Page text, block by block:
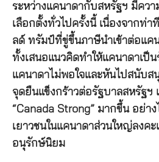
ระหว่างแคนาดากับสหรัฐฯ มีคว
เลือกตั้งทั่วไปครั้งนี้ เนื่องจากท่
ลด์ ทรัมป์ที่ขู่ขึ้นภาษีนำเข้าต่อแค
ทั้งเสนอแนวคิดทำให้แคนาดาเป็
แคนาดาไม่พอใจและหันไปสนับ
จุดยืนแข็งกร้าวต่อรัฐบาลสหรัฐฯ
“Canada Strong” มากขึ้น อย่า
เยาวชนในแคนาดาส่วนใหญ่ลงค
อนุรักษ์นิยม